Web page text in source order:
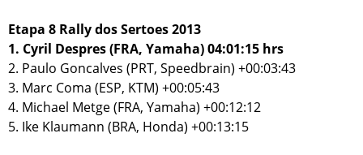
Etapa 8 Rally dos Sertoes 2013
1. Cyril Despres (FRA, Yamaha) 04:01:15 hrs
2. Paulo Goncalves (PRT, Speedbrain) +00:03:43
3. Marc Coma (ESP, KTM) +00:05:43
4. Michael Metge (FRA, Yamaha) +00:12:12
5. Ike Klaumann (BRA, Honda) +00:13:15